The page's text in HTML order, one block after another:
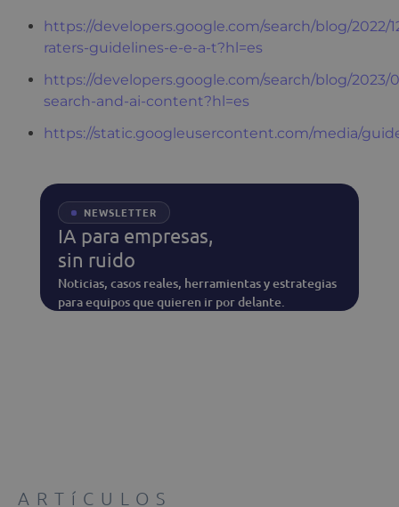
https://developers.google.com/search/blog/2022/
raters-guidelines-e-e-a-t?hl=es
https://developers.google.com/search/blog/2023/
search-and-ai-content?hl=es
https://static.googleusercontent.com/media/
NEWSLETTER
IA para empresas,
sin ruido
Noticias, casos reales, herramientas y estrategias
para equipos que quieren ir por delante.
ARTíCULOS